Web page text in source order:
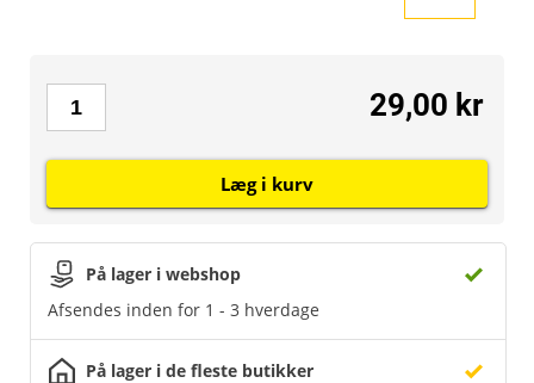
På lager i webshop
Afsendes inden for 1 - 3 hverdage
På lager i de fleste butikker
29,00 kr
Læg i kurv